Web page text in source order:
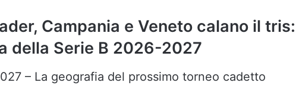
Campania e Veneto calano il tris:
della Serie B 2026-2027
– La geografia del prossimo torneo cadetto